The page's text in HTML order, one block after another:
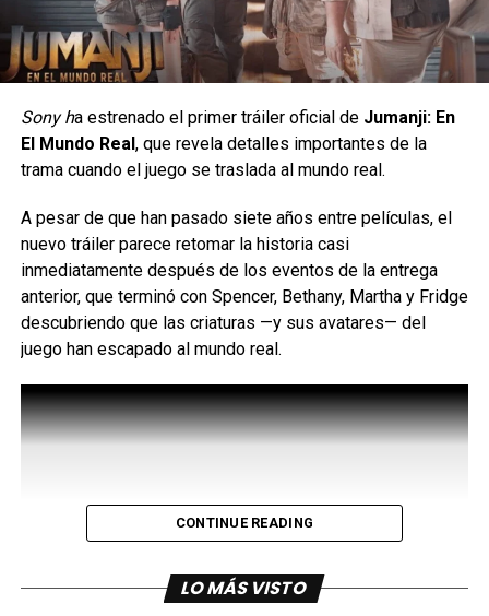
Su excelente desempeño en taquilla y el respaldo de la
culto para las fiestas.
Siguenos en todas nuestrasredes socialespara estar
enterado de lo más atractivo del mundo geek, además
suscríbete a nuestro canal deYoutubeypodcast
comments
No se trata de llevar un personaje estampado, sino de
convierten cada par en una pieza llena de personalidad.
Esta colección llegará exclusivamente con dos modelos:
Wally Funk Spider-Man y
Wally Funk Hulk, convirtiéndose en la única puerta de
entrada para los fans a este
lanzamiento.
Como en toda historia de HEYDUDE, la comodidad sigue
Ambos modelos conservan la ligereza y flexibilidad que
marca, demostrando que el estilo y la funcionalidad
Sony ha estrenado el primer tráiler oficial de Jumanji: En
El Mundo Real, que revela detalles importantes de la
trama cuando el juego se traslada al mundo real.
A pesar de que han pasado siete años entre películas, el
nuevo tráiler parece retomar la historia casi
inmediatamente después de los eventos de la entrega
anterior, que terminó con Spencer, Bethany, Martha y Fridge
descubriendo que las criaturas —y sus avatares— del
juego han escapado al mundo real.
CONTINUE READING
LO MÁS VISTO